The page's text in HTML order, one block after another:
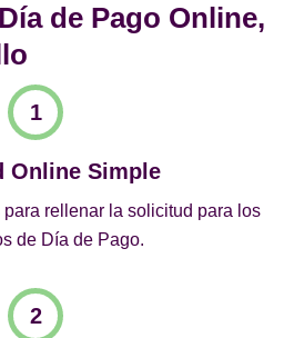
de Pago Online,
Online Simple
rellenar la solicitud para los
de Día de Pago.